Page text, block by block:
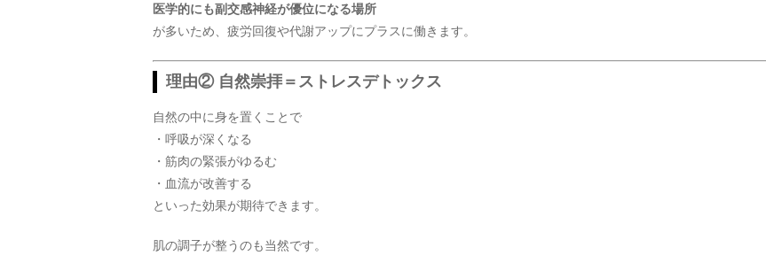
医学的にも副交感神経が優位になる場所
が多いため、疲労回復や代謝アップにプラスに働きます。
理由② 自然崇拝＝ストレスデトックス
自然の中に身を置くことで
・呼吸が深くなる
・筋肉の緊張がゆるむ
・血流が改善する
といった効果が期待できます。
肌の調子が整うのも当然です。